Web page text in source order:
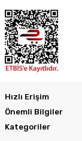
Hızlı Erişim
Önemli Bilgiler
Kategoriler